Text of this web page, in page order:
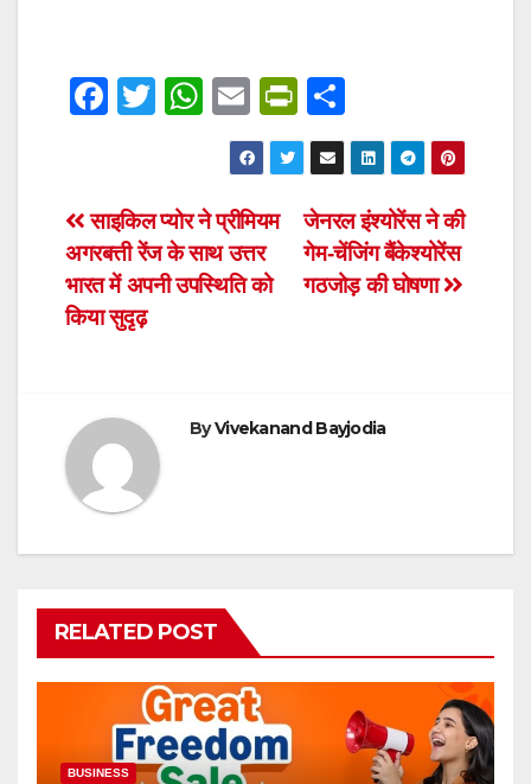
F
e
b
o
o
T
er
W
at
s
A
p
E
m
ail
Pr
in
tF
ri
e
n
h
ar
e
Post
navigation
जेनरल इंश्योरेंस ने की
गेम-चेंजिंग बैंकेश्योरेंस
गठजोड़ की घोषणा
साइकिल प्योर ने प्रीमियम
अगरबत्ती रेंज के साथ उत्तर
भारत में अपनी उपस्थिति को
किया सुदृढ़
ByVivekanand Bayjodia
RELATED POST
BUSINESS